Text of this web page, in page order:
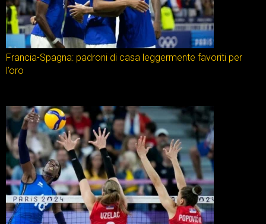
Francia-Spagna: padroni di casa leggermente favoriti per
l’oro